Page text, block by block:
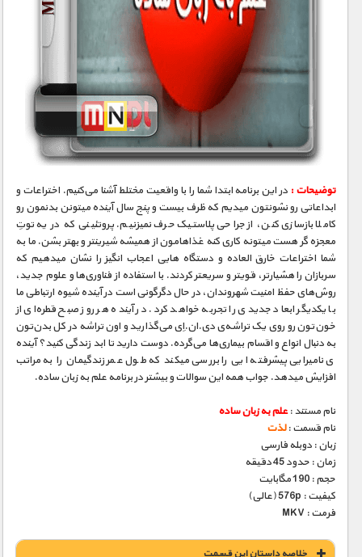
توضیحات : در این برنامه ابتدا شما را با واقعیت مختلط آشنا می‌کنیم. اختراعات و
ابداعاتی رو نشونتون میدیم که ظرف بیست و پنج سال آینده میتونن بدنمون رو
کاملا بازسازی کنن، از جراحی پلاستیک حرف نمیزنیم. پروتئینی که در یه توتِ
معجزه ‮گر هست میتونه کاری کنه غذاهامون از همیشه شیرینتر و بهتر بشن. ما به
شما اختراعات خارق­ العاده و دستگاه­ هایی اعجاب­ انگیز را نشان می­دهیم که
سربازان را هشیارتر، قوی­تر و سریعتر کردند. با استفاده از فناوری‌ها و علوم جدید،
روش‌های حفظ امنیت شهروندان، در حال دگرگونی است در آینده شیوه ارتباطی ما
با یکدیگر ابعاد جدیدی را تجربه خواهد کرد. در آینده هر روز صبح قطره‌ای از
خون‌تون رو روی یک تراشه‌ی دی.ان.اِی می‌گذارید و اون تراشه در کل بدن‌تون
به دنبال انواع و اقسام بیماری‌ها می‌گرده. دوست دارید تا ابد زندگی کنید؟ آینده
­ی نامیرایی پیشرفت­ه ایی را بررسی می­کند که طول عمر زندگی­مان را به مراتب
افزایش می­دهد. جواب همه این سوالات و بیشتر در برنامه علم به زبان ساده.
نام مستند :علم به زبان ساده
نام قسمت :لذت
زبان : دوبله فارسی
زمان : حدود 45 دقیقه
حجم : 190 مگابایت
کیفیت : 576p (عالی)
فرمت : MKV
خلاصه داستان این قسمت